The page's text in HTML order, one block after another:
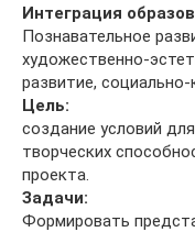
Интеграция
Познавательное
художественно-
развитие,
Цель:
создание условий
творческих
проекта.
Задачи:
Формировать